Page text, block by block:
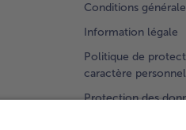
Conditions
Information légale
Politique de
caractère personnel
Protection des